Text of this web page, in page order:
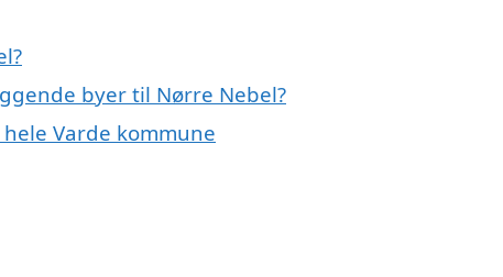
byer til Nørre Nebel?
Varde kommune